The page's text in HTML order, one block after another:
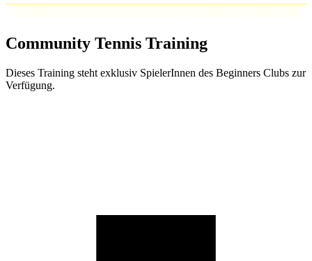
Community Tennis Training
Dieses Training steht exklusiv SpielerInnen des Beginners Clubs zur
Verfügung.